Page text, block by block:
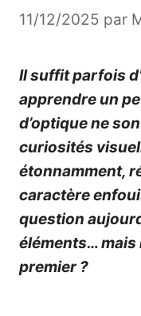
11/12/2025 par
Il suffit parfois
apprendre un
d’optique ne
curiosités
étonnamment,
caractère
question
éléments… mais
premier ?